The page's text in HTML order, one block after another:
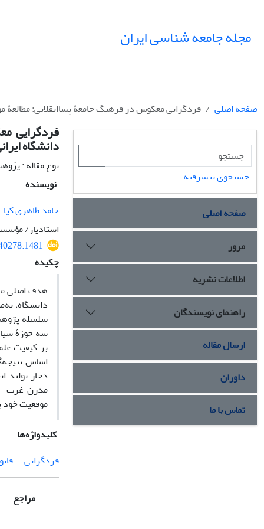
مجله جامعه شناسی ایران
صفحه اصلی فردگرایی معکوس در فرهنگ جامعۀ پساانقلابی: مطالعۀ
فردگرایی
دانشگاه
نوع مقاله :
نویسنده
حامد طاهری کیا
استادیار/
چکیده
هدف اصلی
دانشگاه،
سلسله
سه حوزۀ
بر کیفیت
اساس
دچار تولید
مدرن غرب-
موقعیت
کلیدواژه‌ها
فردگرایی
مراجع
جستجوی پیشرفته
صفحه اصلی
مرور
اطلاعات نشریه
راهنمای نویسندگان
ارسال مقاله
داوران
تماس با ما